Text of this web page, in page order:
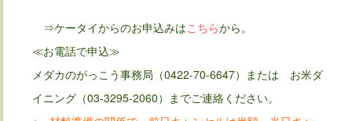
⇒ケータイからのお申込みはこちらから。
≪お電話で申込≫
メダカのがっこう事務局（0422-70-6647）または お米ダ
イニング（03-3295-2060）までご連絡ください。